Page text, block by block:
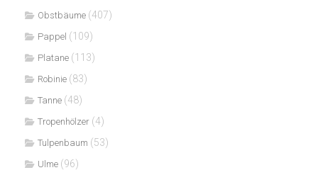
Obstbäume (407)
Pappel (109)
Platane (113)
Robinie (83)
Tanne (48)
Tropenhölzer (4)
Tulpenbaum (53)
Ulme (96)